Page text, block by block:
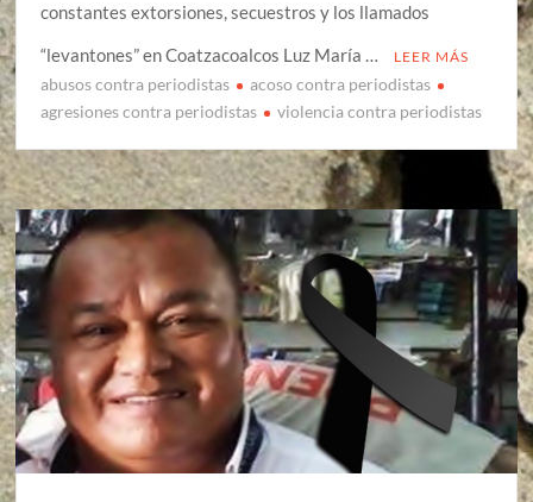
constantes extorsiones, secuestros y los llamados
“levantones” en Coatzacoalcos Luz María …
LEER MÁS
abusos contra periodistas
acoso contra periodistas
agresiones contra periodistas
violencia contra periodistas